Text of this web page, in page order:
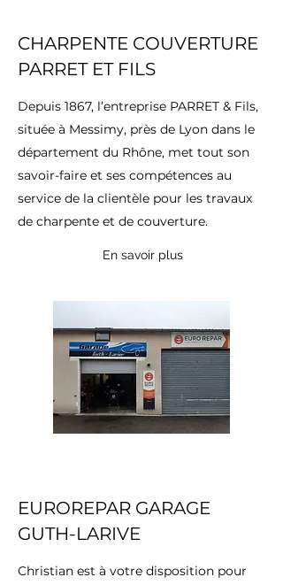
CHARPENTE COUVERTURE
PARRET ET FILS
Depuis 1867, l’entreprise PARRET & Fils,
située à Messimy, près de Lyon dans le
département du Rhône, met tout son
savoir-faire et ses compétences au
service de la clientèle pour les travaux
de charpente et de couverture.
En savoir plus
EUROREPAR GARAGE
GUTH-LARIVE
Christian est à votre disposition pour